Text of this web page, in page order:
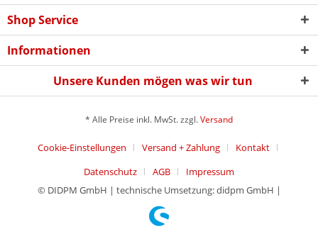
Shop Service
Informationen
Unsere Kunden mögen was wir tun
* Alle Preise inkl. MwSt. zzgl.Versand
Cookie-Einstellungen Versand + Zahlung
Kontakt
Datenschutz
AGB
Impressum
© DIDPM GmbH | technische Umsetzung: didpm GmbH |